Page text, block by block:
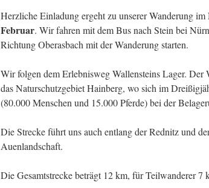
Herzliche Einladung ergeht zu unserer Wanderung
Februar. Wir fahren mit dem Bus nach Stein bei
Richtung Oberasbach mit der Wanderung starten.
Wir folgen dem Erlebnisweg Wallensteins Lager. Der
das Naturschutzgebiet Hainberg, wo sich im
(80.000 Menschen und 15.000 Pferde) bei der
Die Strecke führt uns auch entlang der Rednitz und
Auenlandschaft.
Die Gesamtstrecke beträgt 12 km, für Teilwanderer 7